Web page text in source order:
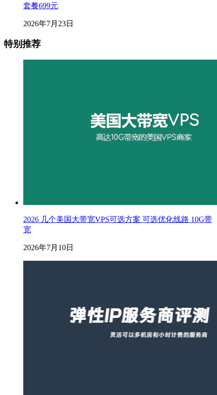
套餐699元
2026年7月23日
特别推荐
2026 几个美国大带宽VPS可选方案 可选优化线路 10G带
宽
2026年7月10日